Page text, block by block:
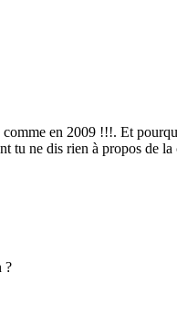
en 2009 !!!. Et
ne dis rien à propos de
?